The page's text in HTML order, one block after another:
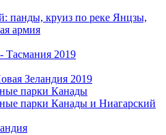
панды, круиз по реке Янцзы,
армия
Тасмания 2019
Зеландия 2019
парки Канады
парки Канады и Ниагарский